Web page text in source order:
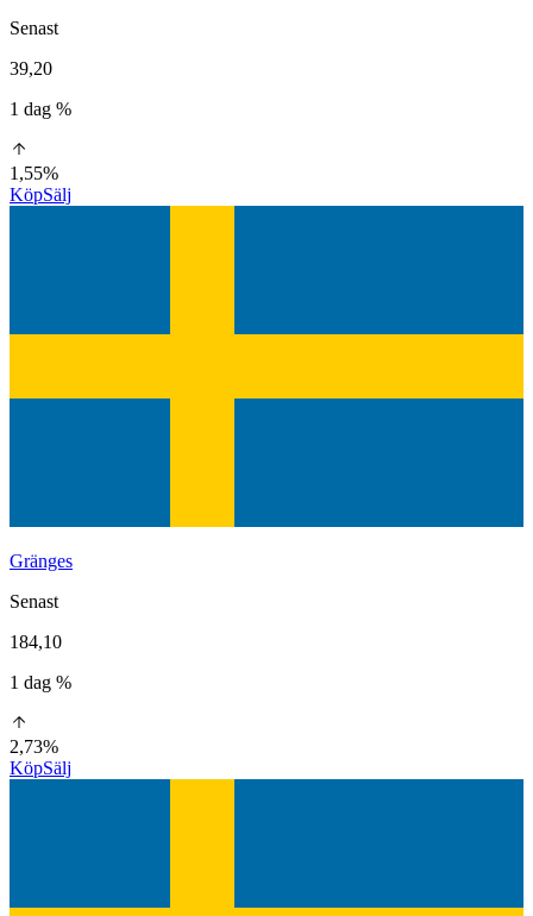
Senast
39,20
1 dag %
1,55%
KöpSälj
Gränges
Senast
184,10
1 dag %
2,73%
KöpSälj